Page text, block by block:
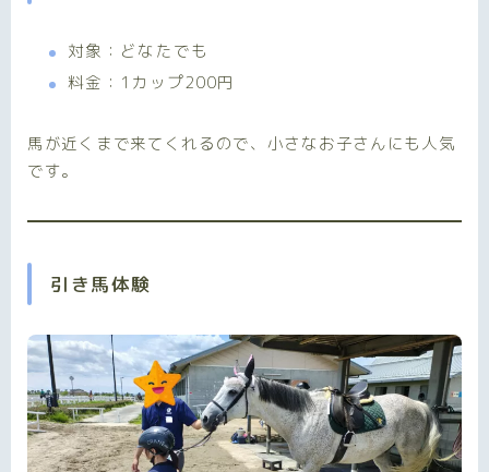
対象：どなたでも
料金：1カップ200円
馬が近くまで来てくれるので、小さなお子さんにも人気
です。
引き馬体験